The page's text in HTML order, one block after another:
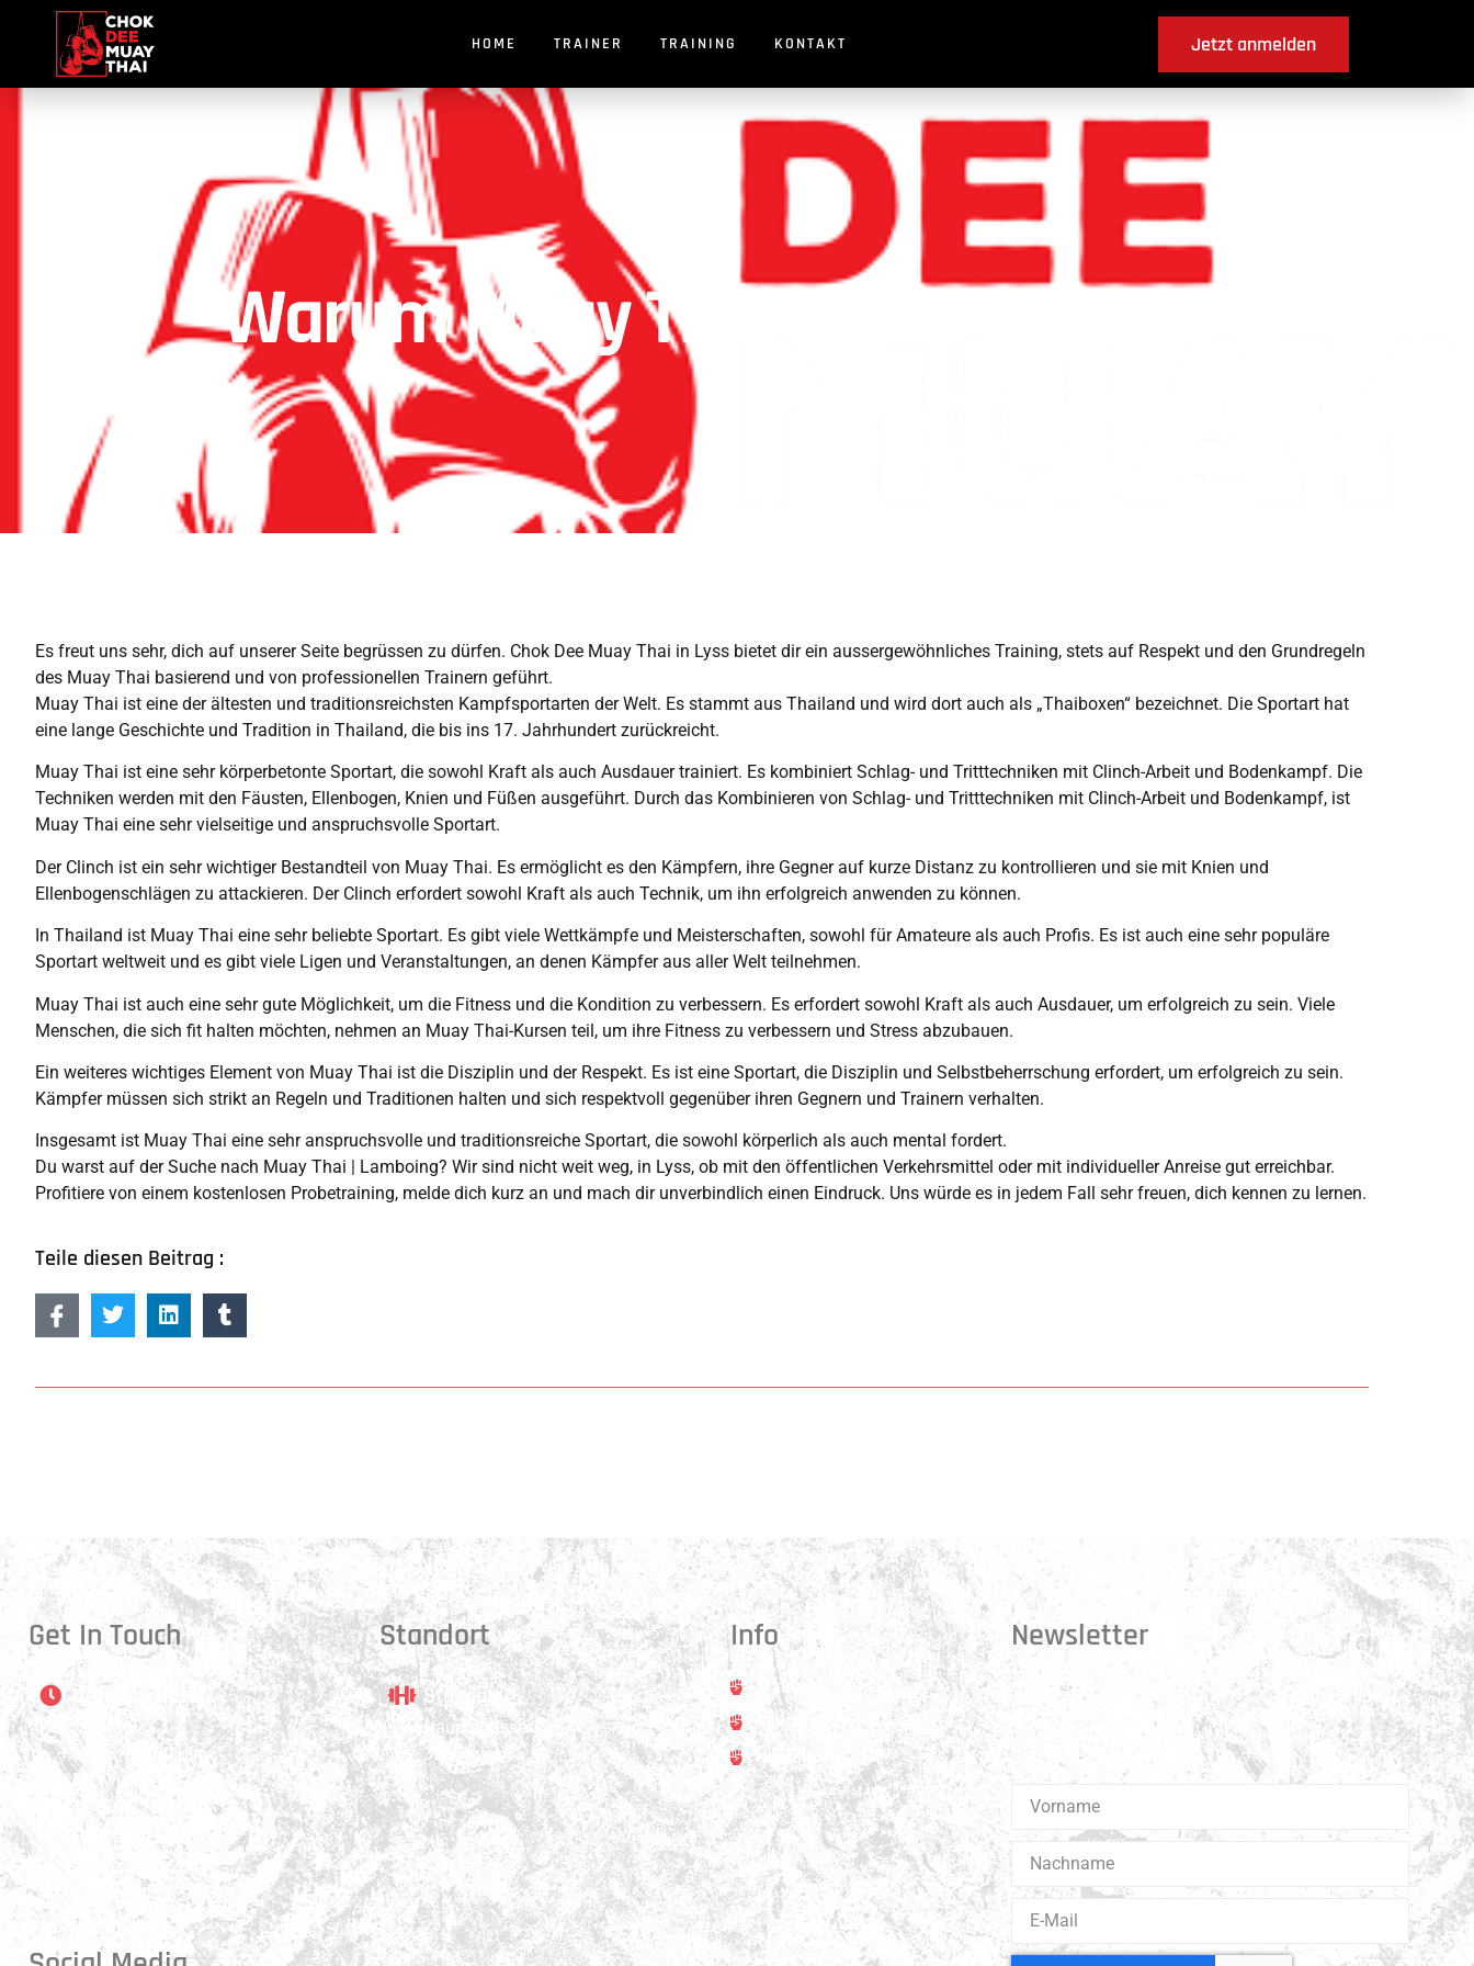
HOME TRAINER TRAINING KONTAKT Jetzt anmelden
Warum Muay Thai in Lamboing ?
Es freut uns sehr, dich auf unserer Seite begrüssen zu dürfen. Chok Dee Muay Thai in Lyss bietet dir ein aussergewöhnliches Training, stets auf Respekt und den Grundregeln
des Muay Thai basierend und von professionellen Trainern geführt.
Muay Thai ist eine der ältesten und traditionsreichsten Kampfsportarten der Welt. Es stammt aus Thailand und wird dort auch als „Thaiboxen“ bezeichnet. Die Sportart hat
eine lange Geschichte und Tradition in Thailand, die bis ins 17. Jahrhundert zurückreicht.
Muay Thai ist eine sehr körperbetonte Sportart, die sowohl Kraft als auch Ausdauer trainiert. Es kombiniert Schlag- und Tritttechniken mit Clinch-Arbeit und Bodenkampf. Die
Techniken werden mit den Fäusten, Ellenbogen, Knien und Füßen ausgeführt. Durch das Kombinieren von Schlag- und Tritttechniken mit Clinch-Arbeit und Bodenkampf, ist
Muay Thai eine sehr vielseitige und anspruchsvolle Sportart.
Der Clinch ist ein sehr wichtiger Bestandteil von Muay Thai. Es ermöglicht es den Kämpfern, ihre Gegner auf kurze Distanz zu kontrollieren und sie mit Knien und
Ellenbogenschlägen zu attackieren. Der Clinch erfordert sowohl Kraft als auch Technik, um ihn erfolgreich anwenden zu können.
In Thailand ist Muay Thai eine sehr beliebte Sportart. Es gibt viele Wettkämpfe und Meisterschaften, sowohl für Amateure als auch Profis. Es ist auch eine sehr populäre
Sportart weltweit und es gibt viele Ligen und Veranstaltungen, an denen Kämpfer aus aller Welt teilnehmen.
Muay Thai ist auch eine sehr gute Möglichkeit, um die Fitness und die Kondition zu verbessern. Es erfordert sowohl Kraft als auch Ausdauer, um erfolgreich zu sein. Viele
Menschen, die sich fit halten möchten, nehmen an Muay Thai-Kursen teil, um ihre Fitness zu verbessern und Stress abzubauen.
Ein weiteres wichtiges Element von Muay Thai ist die Disziplin und der Respekt. Es ist eine Sportart, die Disziplin und Selbstbeherrschung erfordert, um erfolgreich zu sein.
Kämpfer müssen sich strikt an Regeln und Traditionen halten und sich respektvoll gegenüber ihren Gegnern und Trainern verhalten.
Insgesamt ist Muay Thai eine sehr anspruchsvolle und traditionsreiche Sportart, die sowohl körperlich als auch mental fordert.
Du warst auf der Suche nach Muay Thai | Lamboing? Wir sind nicht weit weg, in Lyss, ob mit den öffentlichen Verkehrsmittel oder mit individueller Anreise gut erreichbar.
Profitiere von einem kostenlosen Probetraining, melde dich kurz an und mach dir unverbindlich einen Eindruck. Uns würde es in jedem Fall sehr freuen, dich kennen zu lernen.
Teile diesen Beitrag :
Get In Touch
Öffnungszeiten
Montag:
17:15 - 21:00 Uhr
Mittwoch:
17:30 - 21:00 Uhr
Donnerstag:
17:15 - 18:45 Uhr
Freitag:
17:30 - 21:00 Uhr
Standort
Standort
Hauptstrasse 31
3250 Lyss
Info
Trainer
Training
Kontakt
Newsletter
Erhalte 1x pro Quartal unsere News in dein Postfach.
Darüber hinaus teilen wir gerne Spannendes und
Lehrreiches aus der Welt des Muay Thai Boxen.